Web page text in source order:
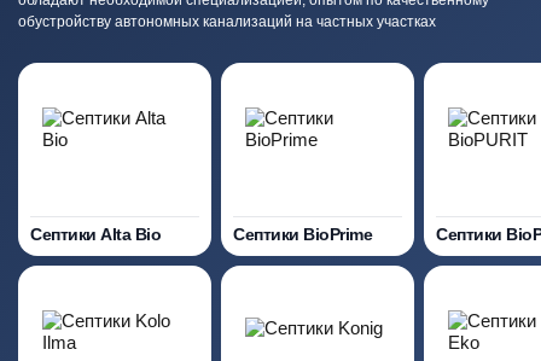
обустройству автономных канализаций на частных участках
Септики Alta Bio Септики BioPrime Септики